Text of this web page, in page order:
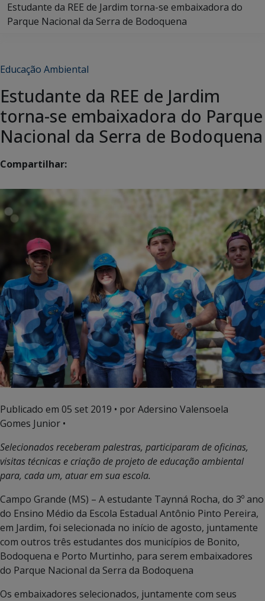
Estudante da REE de Jardim torna-se embaixadora do
Parque Nacional da Serra de Bodoquena
Educação Ambiental
Estudante da REE de Jardim
torna-se embaixadora do Parque
Nacional da Serra de Bodoquena
Compartilhar:
Publicado em 05 set 2019 • por Adersino Valensoela
Gomes Junior •
Selecionados receberam palestras, participaram de oficinas,
visitas técnicas e criação de projeto de educação ambiental
para, cada um, atuar em sua escola.
Campo Grande (MS) – A estudante Taynná Rocha, do 3º ano
do Ensino Médio da Escola Estadual Antônio Pinto Pereira,
em Jardim, foi selecionada no início de agosto, juntamente
com outros três estudantes dos municípios de Bonito,
Bodoquena e Porto Murtinho, para serem embaixadores
do Parque Nacional da Serra da Bodoquena
Os embaixadores selecionados, juntamente com seus